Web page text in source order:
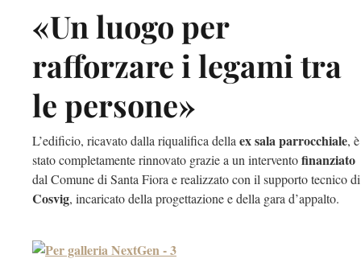
«Un luogo per
rafforzare i legami tra
le persone»
L’edificio, ricavato dalla riqualifica dellaex sala parrocchiale, è
stato completamente rinnovato grazie a un interventofinanziato
dal Comune di Santa Fiora e realizzato con il supporto tecnico di
Cosvig, incaricato della progettazione e della gara d’appalto.